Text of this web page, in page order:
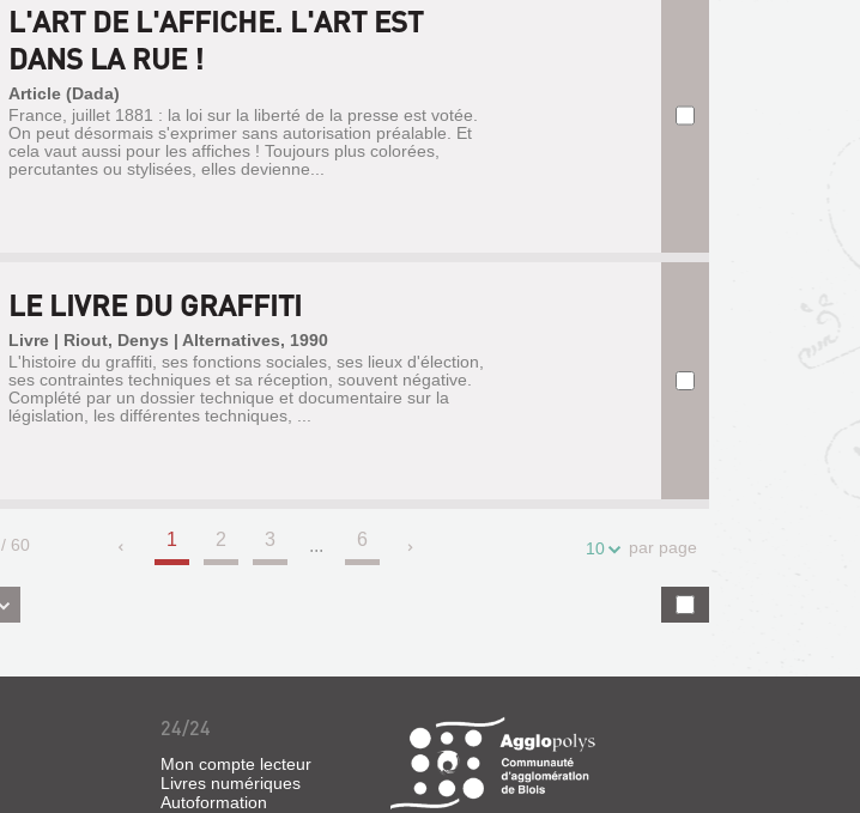
L'ART DE L'AFFICHE. L'ART EST
DANS LA RUE !
Article (Dada)
France, juillet 1881 : la loi sur la liberté de la presse est votée.
On peut désormais s'exprimer sans autorisation préalable. Et
cela vaut aussi pour les affiches ! Toujours plus colorées,
percutantes ou stylisées, elles devienne...
LE LIVRE DU GRAFFITI
Livre | Riout, Denys | Alternatives, 1990
L'histoire du graffiti, ses fonctions sociales, ses lieux d'élection,
ses contraintes techniques et sa réception, souvent négative.
Complété par un dossier technique et documentaire sur la
législation, les différentes techniques, ...
/ 60 1 2 3 ... 6 10 par page
24/24
Mon compte lecteur
Livres numériques
Autoformation